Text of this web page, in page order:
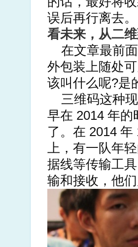
误后再行离去。
看未来，从二
在文章最前面
外包装上随处
该叫什么呢?是
三维码这种现
早在 2014 年
了。在 2014
上，有一队年
据线等传输工
输和接收，他